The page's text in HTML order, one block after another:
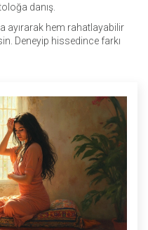
danış.
ayırarak hem rahatlayabilir
Deneyip hissedince farkı